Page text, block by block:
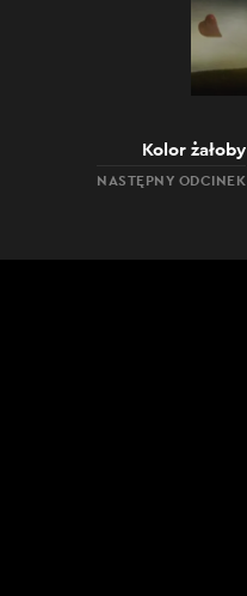
Kolor żałoby
NASTĘPNY ODCINEK